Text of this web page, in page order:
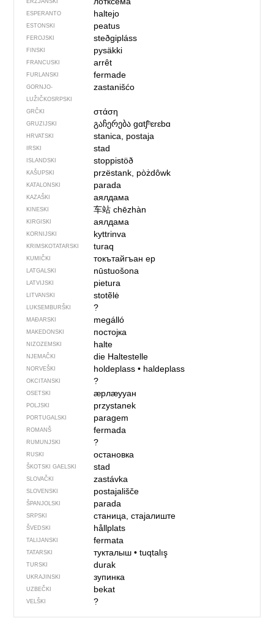
ERZJANSKI
ESPERANTO haltejo
ESTONSKI peatus
FEROJSKI steðgipláss
FINSKI pysäkki
FRANCUSKI arrêt
FURLANSKI fermade
GORNJO­
LUŽIČKOSRPSKI
zastanišćo
GRČKI στάση
GRUZIJSKI გაჩერებაgɑtʃʰɛrɛbɑ
HRVATSKI stanica, postaja
IRSKI stad
ISLANDSKI stoppistöð
KAŠUPSKI przëstank, pòżdôwk
KATALONSKI parada
KAZAŠKI аялдама
KINESKI 车站chēzhàn
KIRGISKI аялдама
KORNIJSKI kyttrinva
KRIMSKOTATARSKI turaq
KUMIČKI токътайгъан ер
LATGALSKI nūstuošona
LATVIJSKI pietura
LITVANSKI stotẽlė
LUKSEMBURŠKI ?
MAĐARSKI megálló
MAKEDONSKI постојка
NIZOZEMSKI halte
NJEMAČKI die Haltestelle
NORVEŠKI holdeplass• haldeplass
OKCITANSKI ?
OSETSKI ӕрлӕууан
POLJSKI przystanek
PORTUGALSKI paragem
ROMANŠ fermada
RUMUNJSKI ?
RUSKI остановка
ŠKOTSKI GAELSKI stad
SLOVAČKI zastávka
SLOVENSKI postajališče
ŠPANJOLSKI parada
SRPSKI станица, стајалиште
ŠVEDSKI hållplats
TALIJANSKI fermata
TATARSKI тукталыш• tuqtalış
TURSKI durak
UKRAJINSKI зупинка
UZBEČKI bekat
VELŠKI ?